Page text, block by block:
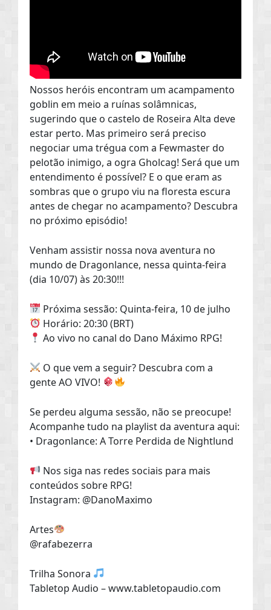
Nossos heróis encontram um acampamento
goblin em meio a ruínas solâmnicas,
sugerindo que o castelo de Roseira Alta deve
estar perto. Mas primeiro será preciso
negociar uma trégua com a Fewmaster do
pelotão inimigo, a ogra Gholcag! Será que um
entendimento é possível? E o que eram as
sombras que o grupo viu na floresta escura
antes de chegar no acampamento? Descubra
no próximo episódio!
Venham assistir nossa nova aventura no
mundo de Dragonlance, nessa quinta-feira
(dia 10/07) às 20:30​!!!
Próxima sessão: Quinta-feira, 10 de julho
Horário: 20:30​ (BRT)
Ao vivo no canal do Dano Máximo RPG!
O que vem a seguir? Descubra com a
gente AO VIVO!
Se perdeu alguma sessão, não se preocupe!
Acompanhe tudo na playlist da aventura aqui:
• Dragonlance: A Torre Perdida de Nightlund
Nos siga nas redes sociais para mais
conteúdos sobre RPG!
Instagram: @DanoMaximo
Artes
@rafabezerra
Trilha Sonora
Tabletop Audio – www.tabletopaudio.com